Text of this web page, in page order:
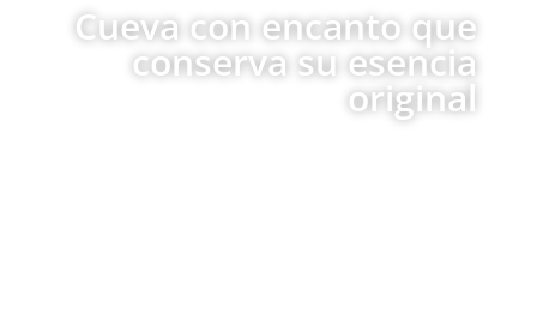
Cueva con encanto que
conserva su esencia
original